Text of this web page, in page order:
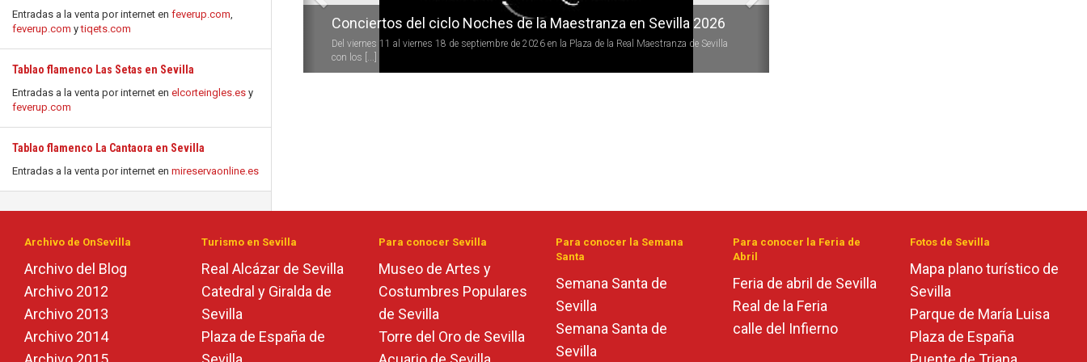
Entradas a la venta por internet en feverup.com,
feverup.com ytiqets.com
Tablao flamenco Las Setas en Sevilla
Entradas a la venta por internet en elcorteingles.es y
feverup.com
Tablao flamenco La Cantaora en Sevilla
Entradas a la venta por internet en mireservaonline.es
Conciertos del ciclo Noches de la Maestranza en Sevilla 2026
Del viernes 11 al viernes 18 de septiembre de 2026 en la Plaza de la Real Maestranza de Sevilla
con los [...]
Archivo de OnSevilla
Archivo del Blog
Archivo 2012
Archivo 2013
Archivo 2014
Turismo en Sevilla
Real Alcázar de Sevilla
Catedral y Giralda de
Sevilla
Plaza de España de
Para conocer Sevilla
Museo de Artes y
Costumbres Populares
de Sevilla
Torre del Oro de Sevilla
Para conocer la Semana
Santa
Semana Santa de
Sevilla
Semana Santa de
Sevilla
Para conocer la Feria de
Abril
Feria de abril de Sevilla
Real de la Feria
calle del Infierno
Fotos de Sevilla
Mapa plano turístico de
Sevilla
Parque de María Luisa
Plaza de España